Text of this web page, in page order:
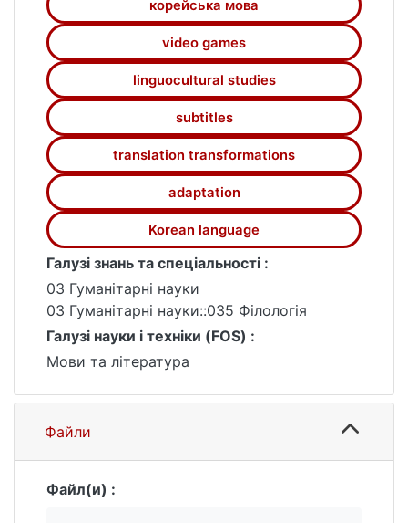
понять лінгвокультурології та
перекладацьких трансформацій,
дослідження специфіки перекладу
відеоігор, порівняльний аналіз
англомовного, корейськомовного та
україномовного перекладу гри, а також
розробку перекладацьких рекомендацій
щодо адаптації відеоігор.
корейська мова
video games
linguocultural studies
subtitles
translation transformations
adaptation
Korean language
Галузі знань та спеціальності :
03 Гуманітарні науки
03 Гуманітарні науки::035 Філологія
Галузі науки і техніки (FOS) :
Мови та література
Файли
Файл(и) :